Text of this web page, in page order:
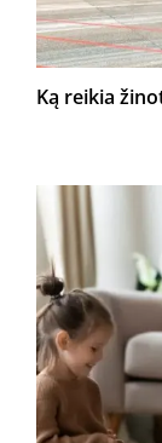
Ką reikia